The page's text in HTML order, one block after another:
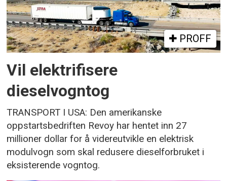
PROFF
Vil elektrifisere
dieselvogntog
TRANSPORT I USA: Den amerikanske
oppstartsbedriften Revoy har hentet inn 27
millioner dollar for å videreutvikle en elektrisk
modulvogn som skal redusere dieselforbruket i
eksisterende vogntog.